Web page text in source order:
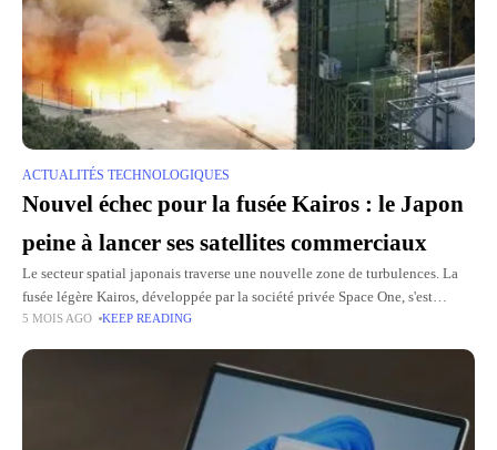
ACTUALITÉS TECHNOLOGIQUES
Nouvel échec pour la fusée Kairos : le Japon
peine à lancer ses satellites commerciaux
Le secteur spatial japonais traverse une nouvelle zone de turbulences. La
fusée légère Kairos, développée par la société privée Space One, s'est
autodétruite quelques instants après son décollage, marquant le
5 MOIS AGO KEEP READING